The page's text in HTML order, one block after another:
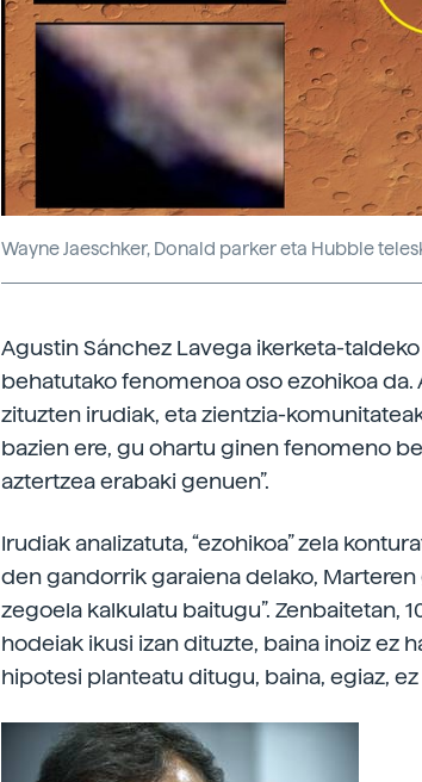
Wayne Jaeschker, Donald parker eta Hubble
Agustin Sánchez Lavega ikerketa-
behatutako fenomenoa oso ezohikoa
zituzten irudiak, eta zientzia-
bazien ere, gu ohartu ginen fenomeno
aztertzea erabaki genuen”.
Irudiak analizatuta, “ezohikoa” zela
den gandorrik garaiena delako,
zegoela kalkulatu baitugu”. Zenbaitetan,
hodeiak ikusi izan dituzte, baina inoiz ez
hipotesi planteatu ditugu, baina, egiaz,